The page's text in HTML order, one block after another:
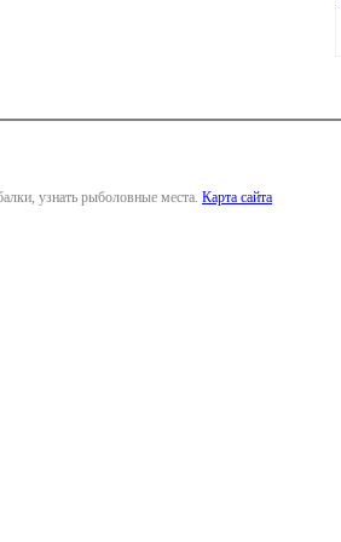
узнать рыболовные места. Карта сайта